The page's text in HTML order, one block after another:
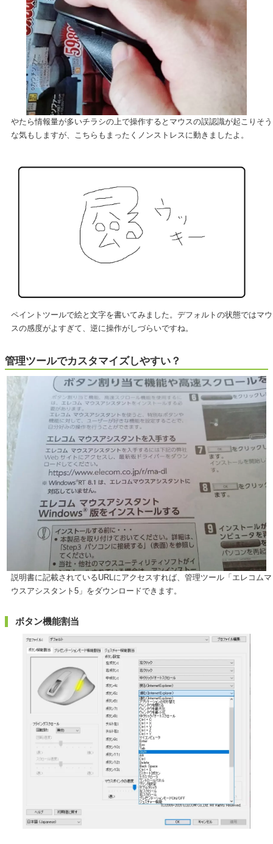
やたら情報量が多いチラシの上で操作するとマウスの誤認識が起こりそう
な気もしますが、こちらもまったくノンストレスに動きましたよ。
ペイントツールで絵と文字を書いてみました。デフォルトの状態ではマウ
スの感度がよすぎて、逆に操作がしづらいですね。
管理ツールでカスタマイズしやすい？
説明書に記載されているURLにアクセスすれば、管理ツール「エレコムマ
ウスアシスタント5」をダウンロードできます。
ボタン機能割当